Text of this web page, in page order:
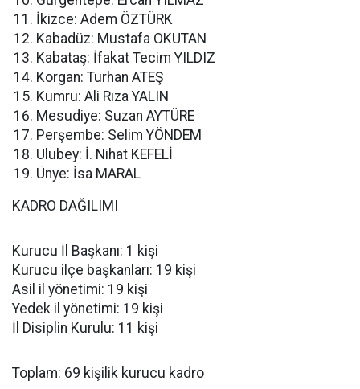
İkizce: Adem ÖZTÜRK
Kabadüz: Mustafa OKUTAN
Kabataş: İfakat Tecim YILDIZ
Korgan: Turhan ATEŞ
Kumru: Ali Rıza YALIN
Mesudiye: Suzan AYTÜRE
Perşembe: Selim YÖNDEM
Ulubey: İ. Nihat KEFELİ
Ünye: İsa MARAL
KADRO DAĞILIMI
Kurucu İl Başkanı: 1 kişi
Kurucu ilçe başkanları: 19 kişi
Asil il yönetimi: 19 kişi
Yedek il yönetimi: 19 kişi
İl Disiplin Kurulu: 11 kişi
Toplam: 69 kişilik kurucu kadro